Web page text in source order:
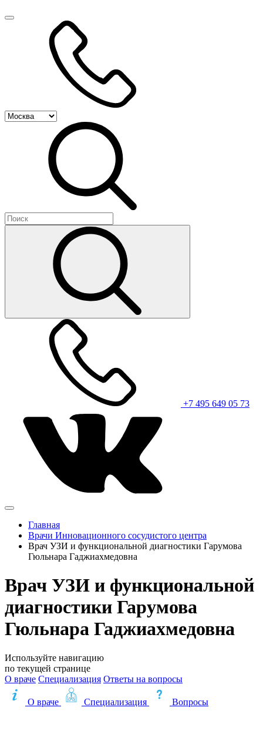
+7 495 649 05 73
Главная
Врачи Инновационного сосудистого центра
Врач УЗИ и функциональной диагностики Гарумова
Гюльнара Гаджиахмедовна
Врач УЗИ и функциональной
диагностики Гарумова
Гюльнара Гаджиахмедовна
Используйте навигацию
по текущей странице
О враче Специализация Ответы на вопросы
О враче Специализация
Вопросы